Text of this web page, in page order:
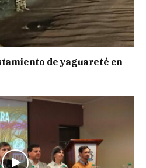
de yaguareté en